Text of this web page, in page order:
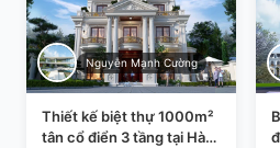
Nguyễn Mạnh Cường
Thiết kế biệt thự 1000m²
tân cổ điển 3 tầng tại Hà